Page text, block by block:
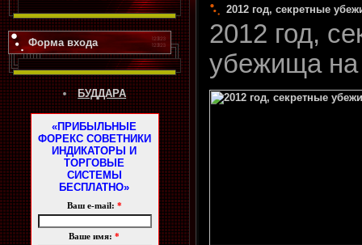
Форма входа
БУДДАРА
«ПРИБЫЛЬНЫЕ
ФОРЕКС СОВЕТНИКИ
ИНДИКАТОРЫ И
ТОРГОВЫЕ
СИСТЕМЫ
БЕСПЛАТНО»
Ваш e-mail: *
Ваше имя:*
2012 год, секретные
2012 год,
убежища